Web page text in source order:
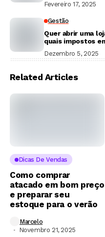
Fevereiro 17, 2025
Gestão
Quer abrir uma
quais impostos
Dezembro 5, 2025
Related Articles
Dicas De Vendas
Como comprar
atacado em bom preço
e preparar seu
estoque para o verão
Marcelo
Novembro 21, 2025